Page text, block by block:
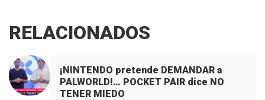
RELACIONADOS
¡NINTENDO pretende DEMANDAR a
PALWORLD!… POCKET PAIR dice NO
TENER MIEDO